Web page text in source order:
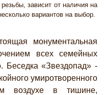
зависит от наличия на
вариантов на выбор.
монументальная
всех семейных
Беседка «Звездопад» -
умиротворенного
воздухе в тишине,